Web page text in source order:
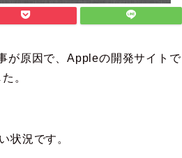
が原因で、Appleの開発サイトで
。
状況です。